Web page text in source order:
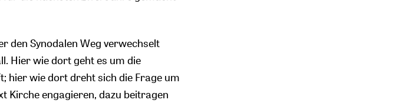
den Synodalen Weg verwechselt
Hier wie dort geht es um die
hier wie dort dreht sich die Frage um
Kirche engagieren, dazu beitragen